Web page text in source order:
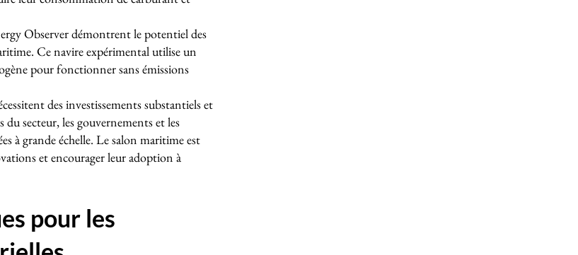
Observer démontrent le potentiel des
Ce navire expérimental utilise un
pour fonctionner sans émissions
des investissements substantiels et
secteur, les gouvernements et les
à grande échelle. Le salon maritime est
et encourager leur adoption à
pour les